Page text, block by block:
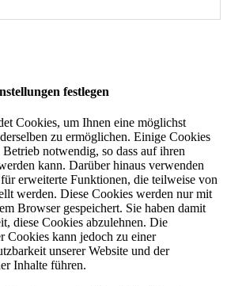
festlegen
Cookies, um Ihnen eine möglichst
zu ermöglichen. Einige Cookies
notwendig, so dass auf ihren
kann. Darüber hinaus verwenden
erweiterte Funktionen, die teilweise von
werden. Diese Cookies werden nur mit
Browser gespeichert. Sie haben damit
diese Cookies abzulehnen. Die
Cookies kann jedoch zu einer
unserer Website und der
Inhalte führen.